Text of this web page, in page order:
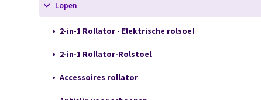
Lopen
2-in-1 Rollator - Elektrische rolsoel
2-in-1 Rollator-Rolstoel
Accessoires rollator